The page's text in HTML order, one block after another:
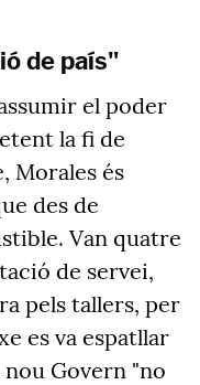
de país"
el poder
la fi de
Morales és
des de
Van quatre
de servei,
pels tallers, per
es va espatllar
nou Govern "no